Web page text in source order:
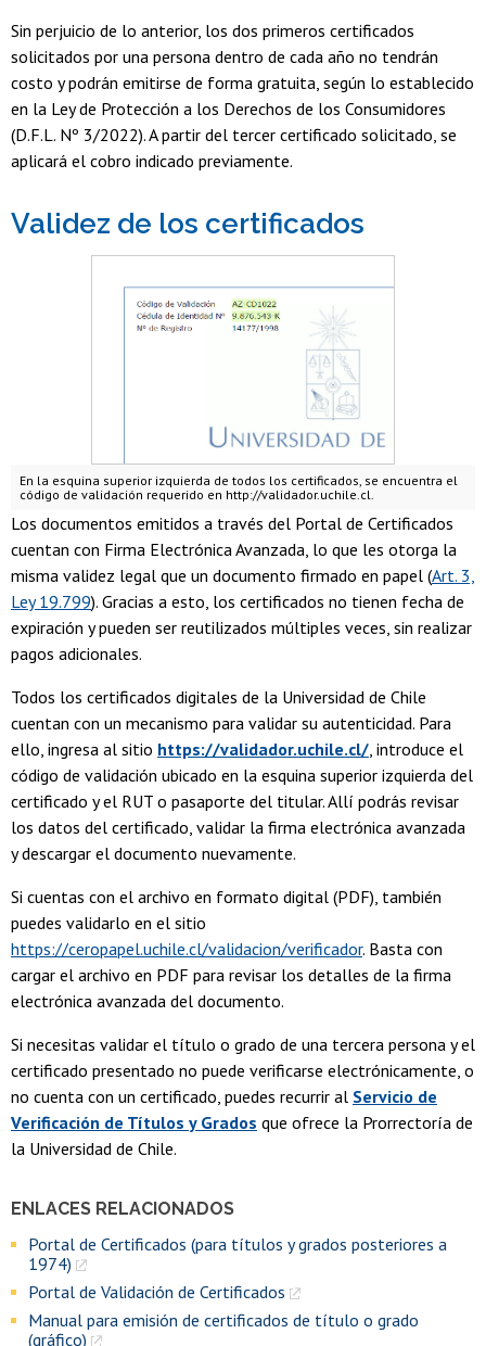
ENLACES RELACIONADOS
Portal de Certificados (para títulos y grados posteriores a
1974)
Portal de Validación de Certificados
Manual para emisión de certificados de título o grado
(gráfico)
Sin perjuicio de lo anterior, los dos primeros certificados
solicitados por una persona dentro de cada año no tendrán
costo y podrán emitirse de forma gratuita, según lo establecido
en la Ley de Protección a los Derechos de los Consumidores
(D.F.L. Nº 3/2022). A partir del tercer certificado solicitado, se
aplicará el cobro indicado previamente.
Validez de los certificados
En la esquina superior izquierda de todos los certificados, se encuentra el
código de validación requerido en http://validador.uchile.cl.
Los documentos emitidos a través del Portal de Certificados
cuentan con Firma Electrónica Avanzada, lo que les otorga la
misma validez legal que un documento firmado en papel (Art. 3,
Ley 19.799). Gracias a esto, los certificados no tienen fecha de
expiración y pueden ser reutilizados múltiples veces, sin realizar
pagos adicionales.
Todos los certificados digitales de la Universidad de Chile
cuentan con un mecanismo para validar su autenticidad. Para
ello, ingresa al sitio https://validador.uchile.cl/ , introduce el
código de validación ubicado en la esquina superior izquierda del
certificado y el RUT o pasaporte del titular. Allí podrás revisar
los datos del certificado, validar la firma electrónica avanzada
y descargar el documento nuevamente.
Si cuentas con el archivo en formato digital (PDF), también
puedes validarlo en el sitio
https://ceropapel.uchile.cl/validacion/verificador. Basta con
cargar el archivo en PDF para revisar los detalles de la firma
electrónica avanzada del documento.
Si necesitas validar el título o grado de una tercera persona y el
certificado presentado no puede verificarse electrónicamente, o
no cuenta con un certificado, puedes recurrir al Servicio de
Verificación de Títulos y Grados que ofrece la Prorrectoría de
la Universidad de Chile.